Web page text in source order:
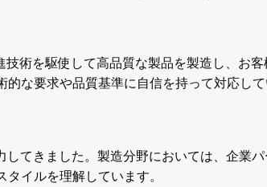
技術を駆使して高品質な製品を製造し、お
な要求や品質基準に自信を持って対応し
してきました。製造分野においては、企業
イルを理解しています。